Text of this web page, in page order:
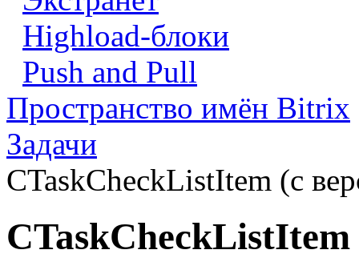
Highload-блоки
Push and Pull
Пространство имён Bitrix
Задачи
CTaskCheckListItem (с
CTaskCheckListItem